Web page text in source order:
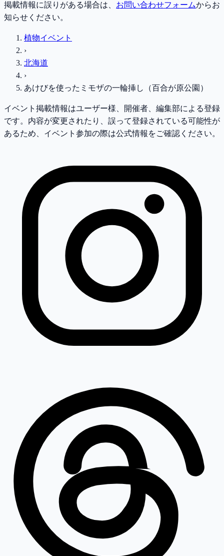
掲載情報に誤りがある場合は、 お問い合わせフォームからお
知らせください。
植物イベント
›
北海道
›
あけびを使ったミモザの一輪挿し（百合が原公園）
イベント掲載情報はユーザー様、開催者、編集部による登録
です。内容が変更されたり、誤って登録されている可能性が
あるため、イベント参加の際は公式情報をご確認ください。